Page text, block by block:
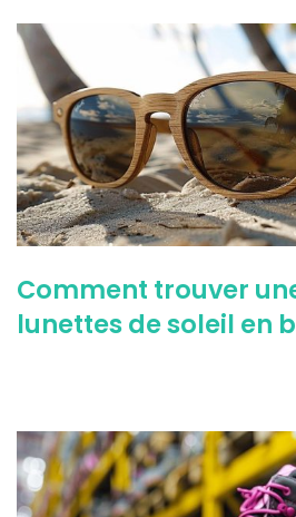
Comment trouver
lunettes de soleil en